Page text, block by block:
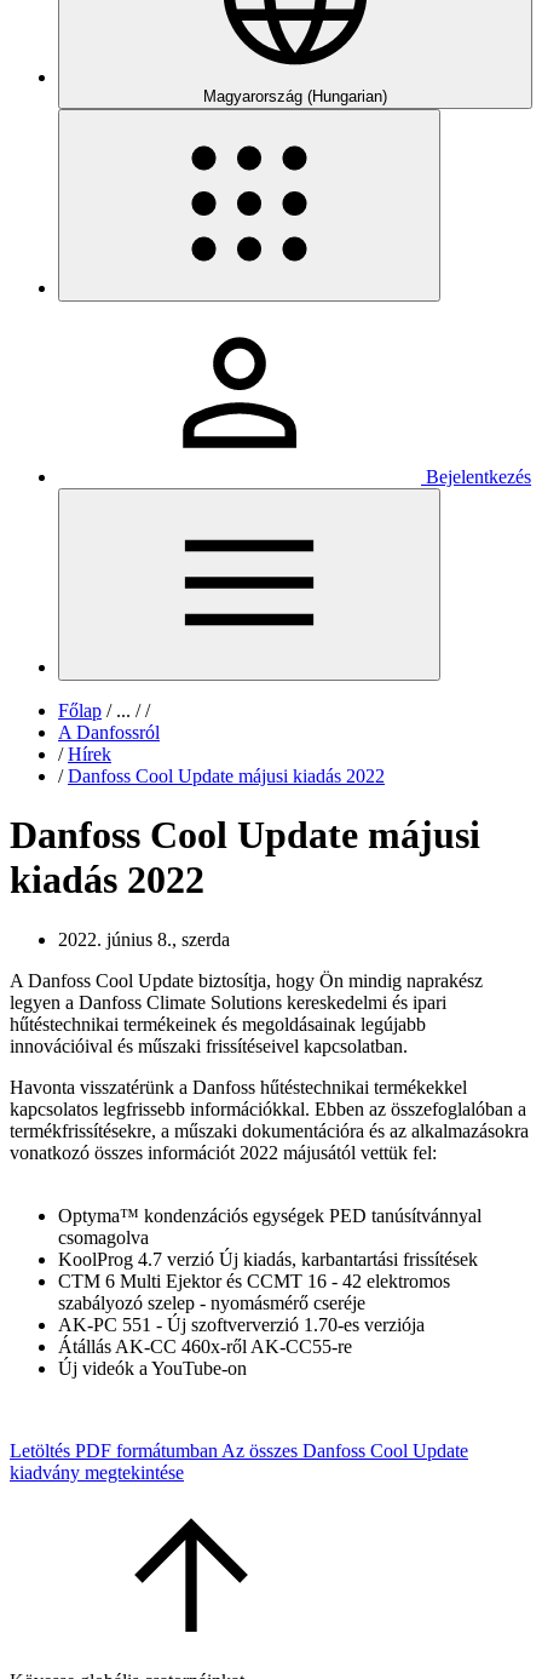
Magyarország (Hungarian)
Bejelentkezés
Főlap /... / /
A Danfossról
/ Hírek
/ Danfoss Cool Update májusi kiadás 2022
Danfoss Cool Update májusi
kiadás 2022
2022. június 8., szerda
A Danfoss Cool Update biztosítja, hogy Ön mindig naprakész
legyen a Danfoss Climate Solutions kereskedelmi és ipari
hűtéstechnikai termékeinek és megoldásainak legújabb
innovációival és műszaki frissítéseivel kapcsolatban.
Havonta visszatérünk a Danfoss hűtéstechnikai termékekkel
kapcsolatos legfrissebb információkkal. Ebben az összefoglalóban a
termékfrissítésekre, a műszaki dokumentációra és az alkalmazásokra
vonatkozó összes információt 2022 májusától vettük fel:
Optyma™ kondenzációs egységek PED tanúsítvánnyal
csomagolva
KoolProg 4.7 verzió Új kiadás, karbantartási frissítések
CTM 6 Multi Ejektor és CCMT 16 - 42 elektromos
szabályozó szelep - nyomásmérő cseréje
AK-PC 551 - Új szoftververzió 1.70-es verziója
Átállás AK-CC 460x-ről AK-CC55-re
Új videók a YouTube-on
Letöltés PDF formátumban Az összes Danfoss Cool Update
kiadvány megtekintése